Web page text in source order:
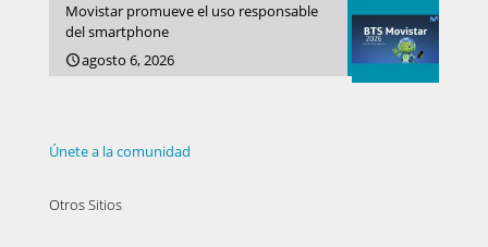
Movistar promueve el uso responsable
del smartphone
agosto 6, 2026
Únete a la comunidad
Otros Sitios